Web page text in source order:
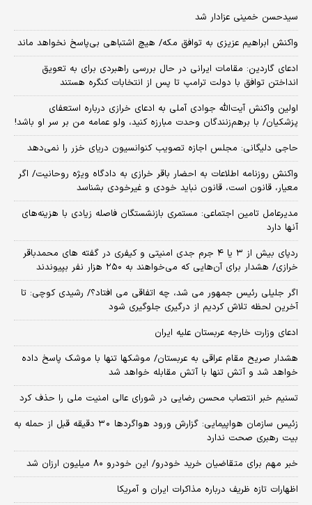
سیدحسن خمینی عزادار شد
واکنش ابراهیم عزیزی به توافق مکه/ هیچ اشتباهی بی‌پاسخ نخواهد ماند
ادعای گاردین: مقامات ایرانی در حال بررسی راهبردی برای به تعویق
انداختن توافق با دولت ترامپ تا پس از انتخابات کنگره هستند
اولین واکنش آیت‌الله جوادی آملی به ادعای خرازی درباره استعفای
پزشکیان/ با برهم‌زنندگان وحدت مبارزه کنید، ولو عمامه من بر سر او باشد!
حاجی دلیگانی: مجلس اجازه تصویب کنوانسیون دریای خزر را نمی‌دهد
واکنش روزنامه اطلاعات به احضار باقر خرازی به دادگاه ویژه روحانیت/ اگر
معیار، قانون است، قانون نباید خودی و غیرخودی بشناسد
مدیرعامل تامین اجتماعی: مستمری بازنشستگان فاصله زیادی با هزینه‌های
آنها دارد
ردپای بیش از ۳ یا ۴ جرم جدی امنیتی و کیفری در گفته های محمدباقر
خرازی/ هشدار برای آن‌هایی که می‌خواهند به ۲۵۰ هزار نفر بپیوندند
اگر جلیلی رئیس جمهور می شد، چه اتفاقی می افتاد؟/ رشیدی کوچی: تا
آخرین لحظه تلاش کردیم از درگیری جلوگیری شود
ادعای وزارت خارجه عربستان علیه ایران
هشدار صریح مقام عراقی به عربستان/ موشکها تنها با موشک پاسخ داده
خواهد شد و آتش تنها با آتش مقابله خواهد شد
تسنیم خبر انتصاب محسن رضایی در شورای عالی امنیت ملی را حذف کرد
زئیس سازمان هواپیمایی: گزارش ورود هواگردها ٣٠ دقیقه قبل از حمله به
بیت رهبری صحت ندارد
خبر مهم برای متقاضیان خرید خودرو/ این خودرو ۸۰ میلیون ارزان شد
اظهارات تازه ظریف درباره مذاکرات ایران و آمریکا